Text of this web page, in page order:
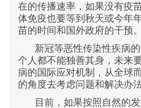
在的传播速率，如果没有疫
体免疫也要等到秋天或今年
苗的时间和国外政府的干预。
新冠等恶性传染性疾病
个人都不能独善其身，未来
病的国际应对机制，从全球
的角度去考虑问题和解决办法
目前，如果按照自然的